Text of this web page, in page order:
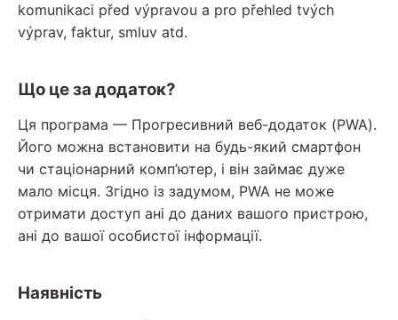
komunikaci před výpravou a pro přehled tvých
výprav, faktur, smluv atd.
Що це за додаток?
Ця програма — Прогресивний веб-додаток (PWA).
Його можна встановити на будь-який смартфон
чи стаціонарний комп’ютер, і він займає дуже
мало місця. Згідно із задумом, PWA не може
отримати доступ ані до даних вашого пристрою,
ані до вашої особистої інформації.
Наявність